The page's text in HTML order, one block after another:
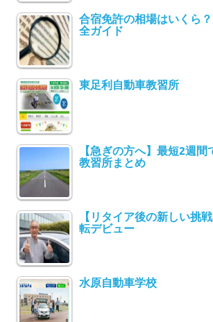
合宿免許の相場はいくら
全ガイド
東足利自動車教習所
【急ぎの方へ】最短2週
教習所まとめ
【リタイア後の新しい挑
転デビュー
水原自動車学校